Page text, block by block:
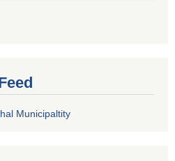
Municipaltity